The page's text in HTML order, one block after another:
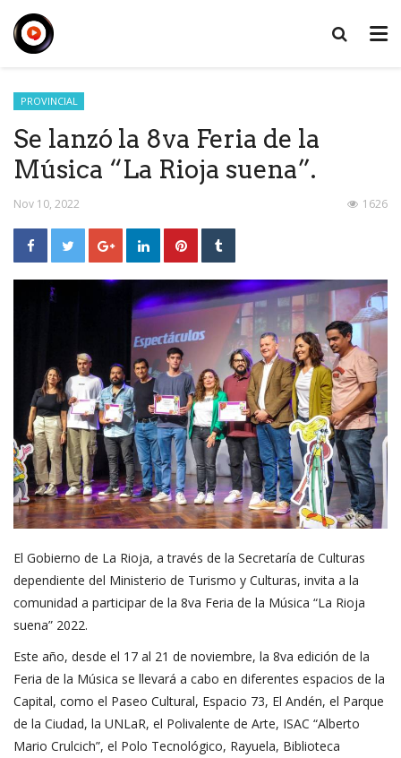
PROVINCIAL
Se lanzó la 8va Feria de la
Música “La Rioja suena”.
Nov 10, 2022 1626
El Gobierno de La Rioja, a través de la Secretaría de Culturas
dependiente del Ministerio de Turismo y Culturas, invita a la
comunidad a participar de la 8va Feria de la Música “La Rioja
suena” 2022.
Este año, desde el 17 al 21 de noviembre, la 8va edición de la
Feria de la Música se llevará a cabo en diferentes espacios de la
Capital, como el Paseo Cultural, Espacio 73, El Andén, el Parque
de la Ciudad, la UNLaR, el Polivalente de Arte, ISAC “Alberto
Mario Crulcich”, el Polo Tecnológico, Rayuela, Biblioteca